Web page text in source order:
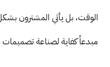
الوقت، بل يأتي المشترون
مبدعاً كفاية لصناعة تصميمات